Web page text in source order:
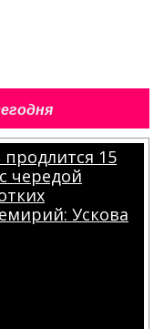
15
чередой
Ускова